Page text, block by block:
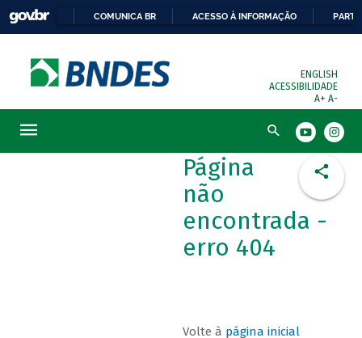
COMUNICA BR ACESSO À INFORMAÇÃO
ENGLISH
ACESSIBILIDADE
A+ A-
Busca
Página
não
encontrada -
erro 404
Volte à página inicial